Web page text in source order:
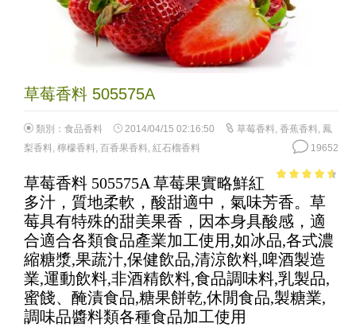
草莓香料 505575A
類別： 食品香料 2014/04/15 02:16:50 草莓香料, 香蕉香料, 鳳
梨香料, 檸檬香料, 百香果香料, 紅石榴香料 19652
of 5
草莓香料 505575A 草莓果實略鮮紅
多汁，質地柔軟，酸甜適中，氣味芳香。草
莓具有特殊的甜美果香，因本身具酸感，適
合適合各類食品產業加工使用,如冰品,各式濃
縮糖漿,果蔬汁,保健飲品,清涼飲料,啤酒製造
業,運動飲料,非酒精飲料,食品調味料,乳製品,
蜜餞、醃漬食品,糖果餅乾,休閒食品,製糖業,
調味品醬料類各種食品加工使用